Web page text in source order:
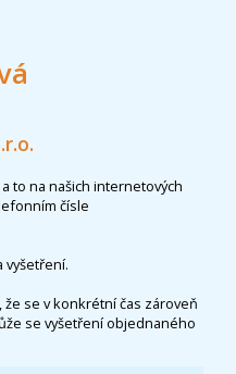
to na našich internetových
čísle
vyšetření.
se v konkrétní čas zároveň
se vyšetření objednaného